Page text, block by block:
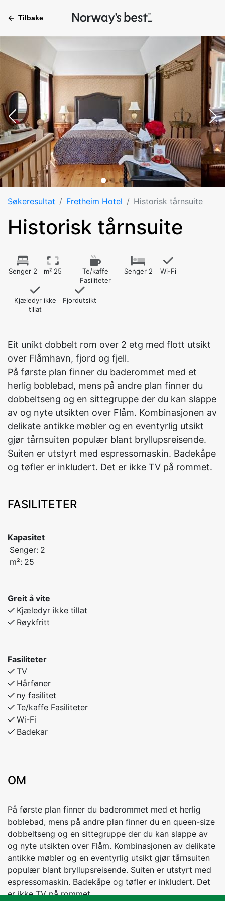
Tilbake
Søkeresultat Fretheim Hotel Historisk tårnsuite
Historisk tårnsuite
Senger 2 m² 25
Te/kaffe
Fasiliteter
Senger 2 Wi-Fi
Kjæledyr ikke
tillat
Fjordutsikt
Eit unikt dobbelt rom over 2 etg med flott utsikt
over Flåmhavn, fjord og fjell.
På første plan finner du baderommet med et
herlig boblebad, mens på andre plan finner du
dobbeltseng og en sittegruppe der du kan slappe
av og nyte utsikten over Flåm. Kombinasjonen av
delikate antikke møbler og en eventyrlig utsikt
gjør tårnsuiten populær blant bryllupsreisende.
Suiten er utstyrt med espressomaskin. Badekåpe
og tøfler er inkludert. Det er ikke TV på rommet.
FASILITETER
Kapasitet
Senger: 2
m²: 25
Greit å vite
Kjæledyr ikke tillat
Røykfritt
Fasiliteter
TV
Hårføner
ny fasilitet
Te/kaffe Fasiliteter
Wi-Fi
Badekar
OM
På første plan finner du baderommet med et herlig
boblebad, mens på andre plan finner du en queen-size
dobbeltseng og en sittegruppe der du kan slappe av
og nyte utsikten over Flåm. Kombinasjonen av delikate
antikke møbler og en eventyrlig utsikt gjør tårnsuiten
populær blant bryllupsreisende. Suiten er utstyrt med
espressomaskin. Badekåpe og tøfler er inkludert. Det
er ikke TV på rommet.